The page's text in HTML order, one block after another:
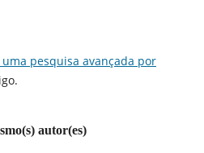
pesquisa avançada por
autor(es)